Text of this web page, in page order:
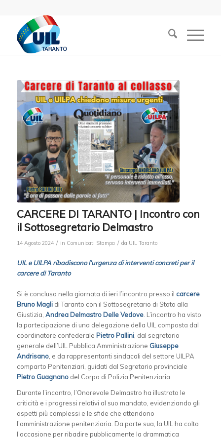
CARCERE DI TARANTO | Incontro con
il Sottosegretario Delmastro
14 Agosto 2024 / in Comunicati Stampa / da UIL Taranto
UIL e UILPA ribadiscono l’urgenza di interventi concreti per il
carcere di Taranto
Si è concluso nella giornata di ieri l’incontro presso il carcere
Bruno Maglidi Taranto con il Sottosegretario di Stato alla
Giustizia, Andrea Delmastro Delle Vedove. L’incontro ha visto
la partecipazione di una delegazione della UIL composta dal
coordinatore confederale Pietro Pallini, dal segretario
generale dell’UIL Pubblica Amministrazione Giuseppe
Andrisano, e da rappresentanti sindacali del settore UILPA
comparto Penitenziari, guidati dal Segretario provinciale
Pietro Guagnanodel Corpo di Polizia Penitenziaria.
Durante l’incontro, l’Onorevole Delmastro ha illustrato le
criticità e i progressi relativi al suo mandato, evidenziando gli
aspetti più complessi e le sfide che attendono
l’amministrazione penitenziaria. Da parte sua, la UIL ha colto
l’occasione per ribadire pubblicamente la drammatica